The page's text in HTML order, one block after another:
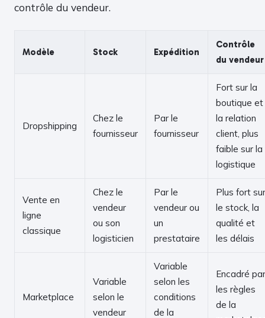
contrôle du vendeur.
Modèle Stock Expédition
Contrôle
du vendeur
Dropshipping
Chez le
fournisseur
Par le
fournisseur
Fort sur la
boutique et
la relation
client, plus
faible sur la
logistique
Vente en
ligne
classique
Chez le
vendeur
ou son
logisticien
Par le
vendeur ou
un
prestataire
Plus fort sur
le stock, la
qualité et
les délais
Marketplace
Variable
selon le
vendeur
Variable
selon les
conditions
de la
Encadré par
les règles
de la